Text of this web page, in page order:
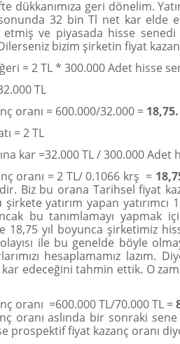
dükkanımıza geri dönelim.
32 bin Tl net kar elde
ve piyasada hisse senedi
bizim şirketin fiyat
= 2 TL * 300.000 Adet hisse
TL
oranı = 600.000/32.000 = 18,75.
= 2 TL
kar =32.000 TL / 300.000 Adet
oranı = 2 TL/ 0.1066 krş =
Biz bu orana Tarihsel fiyat
yatırım yapan
bu tanımlamayı yapmak
18,75 yıl boyunca şirketimiz
ile bu genelde böyle
hesaplamamız lazım.
kar edeceğini tahmin ettik. O
oranı =600.000 TL/70.000 TL =
oranı aslında bir sonraki
prospektif fiyat kazanç oranı